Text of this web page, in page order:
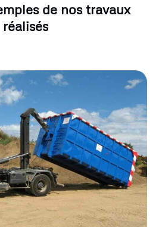
de nos travaux
réalisés